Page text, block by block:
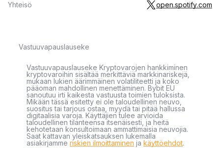
Yhteisö
open.spotify.com
Vastuuvapauslauseke
Vastuuvapauslauseke Kryptovarojen hankkiminen
kryptovaroihin sisältää merkittäviä markkinariskejä,
mukaan lukien äärimmäinen volatiliteetti ja koko
pääoman mahdollinen menettäminen. Bybit EU
sanoutuu irti kaikesta vastuusta toimien tuloksista.
Mikään tässä esitetty ei ole taloudellinen neuvo,
suositus tai tarjous ostaa, myydä tai pitää hallussa
digitaalisia varoja. Käyttäjien tulee arvioida
taloudellinen tilanteensa itsenäisesti, ja heitä
kehotetaan konsultoimaan ammattimaisia neuvojia.
Saat kattavan yleiskatsauksen lukemalla
asiakirjamme riskien ilmoittaminen ja käyttöehdot.